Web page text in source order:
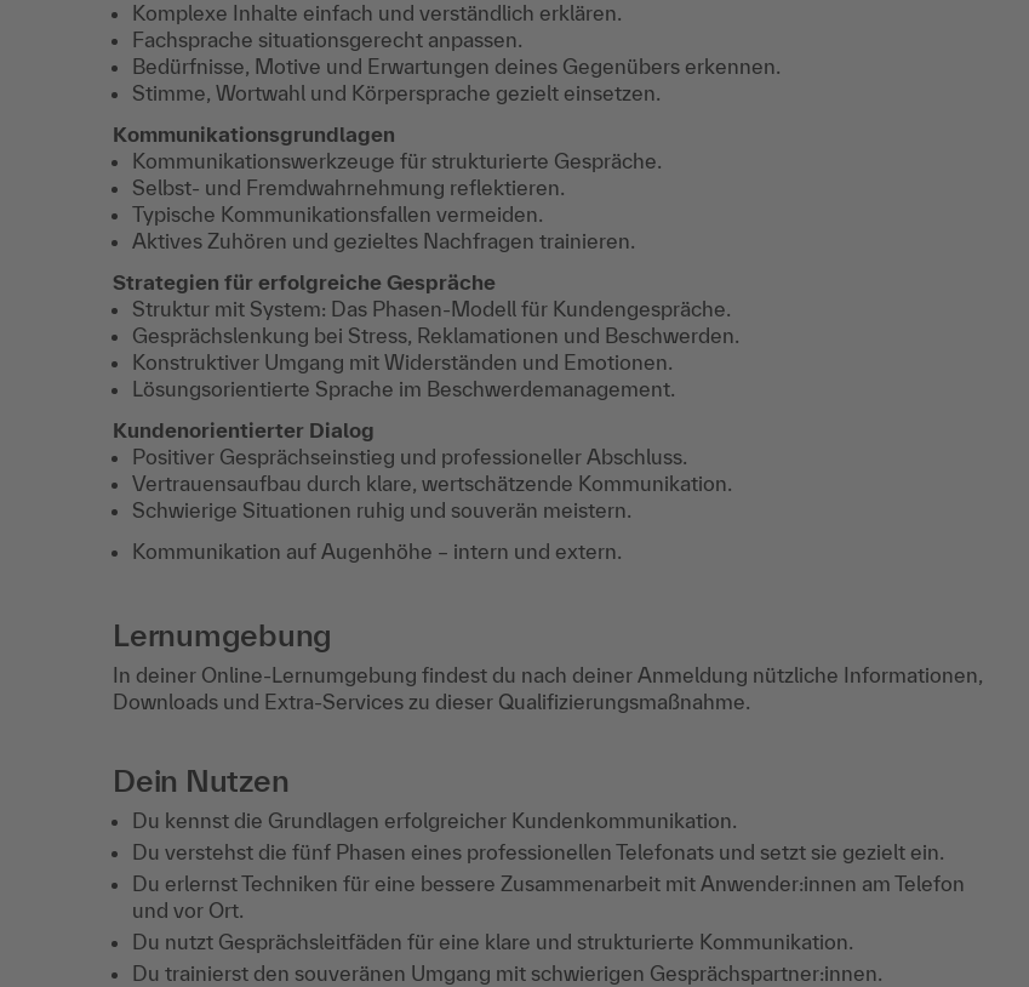
Komplexe Inhalte einfach und verständlich erklären.
Fachsprache situationsgerecht anpassen.
Bedürfnisse, Motive und Erwartungen deines Gegenübers erkennen.
Stimme, Wortwahl und Körpersprache gezielt einsetzen.
Kommunikationsgrundlagen
Kommunikationswerkzeuge für strukturierte Gespräche.
Selbst- und Fremdwahrnehmung reflektieren.
Typische Kommunikationsfallen vermeiden.
Aktives Zuhören und gezieltes Nachfragen trainieren.
Strategien für erfolgreiche Gespräche
Struktur mit System: Das Phasen-Modell für Kundengespräche.
Gesprächslenkung bei Stress, Reklamationen und Beschwerden.
Konstruktiver Umgang mit Widerständen und Emotionen.
Lösungsorientierte Sprache im Beschwerdemanagement.
Kundenorientierter Dialog
Positiver Gesprächseinstieg und professioneller Abschluss.
Vertrauensaufbau durch klare, wertschätzende Kommunikation.
Schwierige Situationen ruhig und souverän meistern.
Kommunikation auf Augenhöhe – intern und extern.
Lernumgebung
In deiner Online-Lernumgebung findest du nach deiner Anmeldung nützliche Informationen,
Downloads und Extra-Services zu dieser Qualifizierungsmaßnahme.
Dein Nutzen
Du kennst die Grundlagen erfolgreicher Kundenkommunikation.
Du verstehst die fünf Phasen eines professionellen Telefonats und setzt sie gezielt ein.
Du erlernst Techniken für eine bessere Zusammenarbeit mit Anwender:innen am Telefon
und vor Ort.
Du nutzt Gesprächsleitfäden für eine klare und strukturierte Kommunikation.
Du trainierst den souveränen Umgang mit schwierigen Gesprächspartner:innen.